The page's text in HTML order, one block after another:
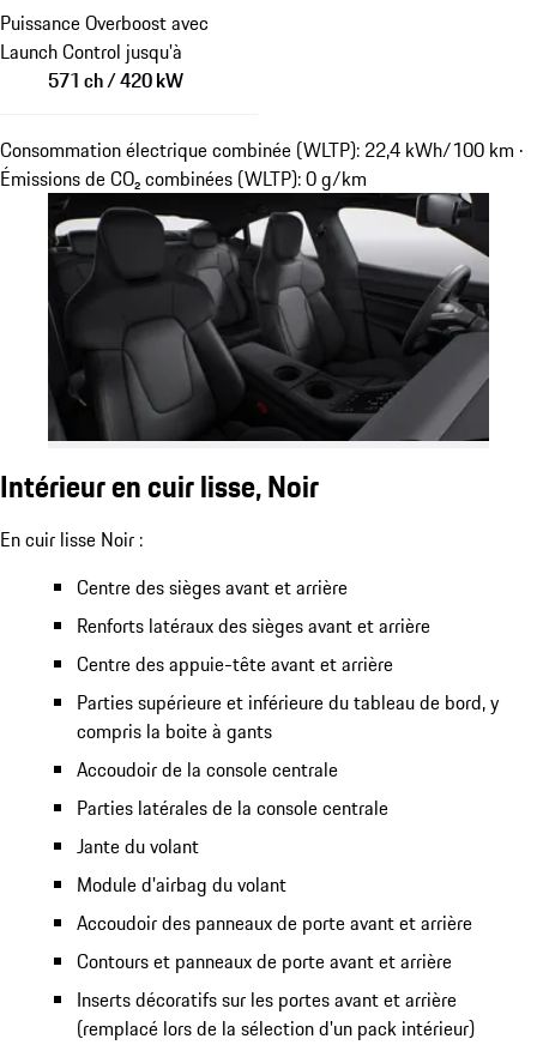
Puissance Overboost avec
Launch Control jusqu'à
571 ch / 420 kW
Consommation électrique combinée (WLTP): 22,4 kWh/100 km ·
Émissions de CO₂ combinées (WLTP): 0 g/km
Intérieur en cuir lisse, Noir
En cuir lisse Noir :
Centre des sièges avant et arrière
Renforts latéraux des sièges avant et arrière
Centre des appuie-tête avant et arrière
Parties supérieure et inférieure du tableau de bord, y
compris la boite à gants
Accoudoir de la console centrale
Parties latérales de la console centrale
Jante du volant
Module d'airbag du volant
Accoudoir des panneaux de porte avant et arrière
Contours et panneaux de porte avant et arrière
Inserts décoratifs sur les portes avant et arrière
(remplacé lors de la sélection d'un pack intérieur)